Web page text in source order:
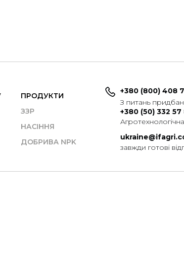
ПРОДУКТИ
ЗЗР
НАСІННЯ
ДОБРИВА NPK
+380 (800) 408
З питань
+380 (50) 332 57
завжди готові